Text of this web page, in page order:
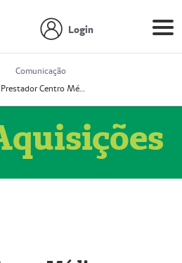
Login
Comunicação
Prestador Centro Médico Vitória Ltda, 51004350-4: Centro Médico Vitória Ltda (Nome Fantasia: Policlínica Master)